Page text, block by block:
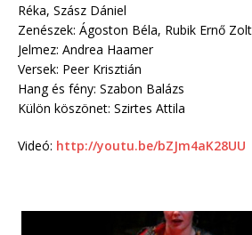
Réka, Szász Dániel
Zenészek: Ágoston Béla, Rubik Ernő
Jelmez: Andrea Haamer
Versek: Peer Krisztián
Hang és fény: Szabon Balázs
Külön köszönet: Szirtes Attila
Videó: http://youtu.be/bZJm4aK28UU